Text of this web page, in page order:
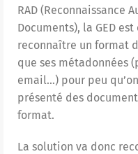
RAD (Reconnaissance
Documents), la GED
reconnaître un format
que ses métadonnées
email…) pour peu
présenté des
format.
La solution va donc